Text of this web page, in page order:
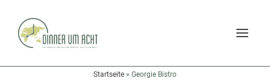
Startseite » Georgie Bistro